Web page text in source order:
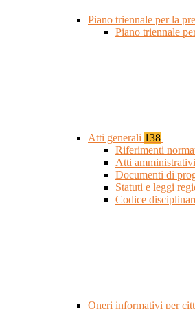
Piano triennale per la
Piano triennale
Atti generali 138
Riferimenti
Atti
Documenti di
Statuti e leggi
Codice
Oneri informativi per